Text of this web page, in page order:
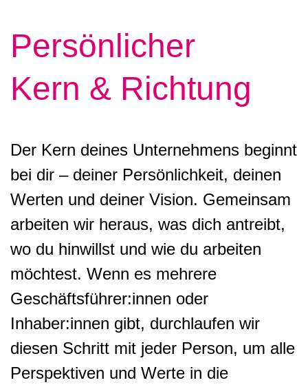
Persönlicher
Kern & Richtung
Der Kern deines Unternehmens beginnt
bei dir – deiner Persönlichkeit, deinen
Werten und deiner Vision. Gemeinsam
arbeiten wir heraus, was dich antreibt,
wo du hinwillst und wie du arbeiten
möchtest. Wenn es mehrere
Geschäftsführer:innen oder
Inhaber:innen gibt, durchlaufen wir
diesen Schritt mit jeder Person, um alle
Perspektiven und Werte in die